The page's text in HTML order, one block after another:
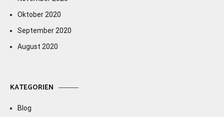
Oktober 2020
September 2020
August 2020
KATEGORIEN
Blog